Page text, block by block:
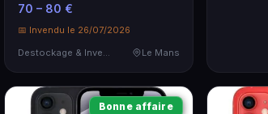
70 – 80 €
📅 Invendu le 26/07/2026
Destockage & Invendus
Le Mans
Bonne affaire